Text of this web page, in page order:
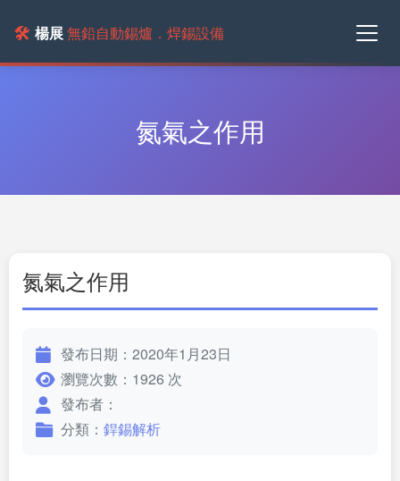
🛠️ 楊展無鉛自動錫爐．焊錫設備
氮氣之作用
氮氣之作用
發布日期：2020年1月23日
瀏覽次數：1926 次
發布者：
分類： 銲錫解析